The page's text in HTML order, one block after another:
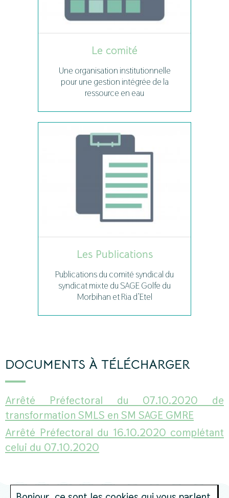
Le comité
Une organisation institutionnelle
pour une gestion intégrée de la
ressource en eau
Les Publications
Publications du comité syndical du
syndicat mixte du SAGE Golfe du
Morbihan et Ria d’Etel
DOCUMENTS À TÉLÉCHARGER
Arrêté Préfectoral du 07.10.2020 de
transformation SMLS en SM SAGE GMRE
Arrêté Préfectoral du 16.10.2020 complétant
celui du 07.10.2020